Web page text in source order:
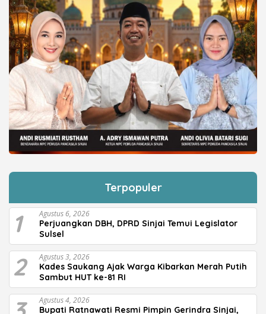
Terpopuler
1 Agustus 6, 2026
Perjuangkan DBH, DPRD Sinjai Temui Legislator
Sulsel
2 Agustus 3, 2026
Kades Saukang Ajak Warga Kibarkan Merah Putih
Sambut HUT ke-81 RI
Agustus 4, 2026
Bupati Ratnawati Resmi Pimpin Gerindra Sinjai,